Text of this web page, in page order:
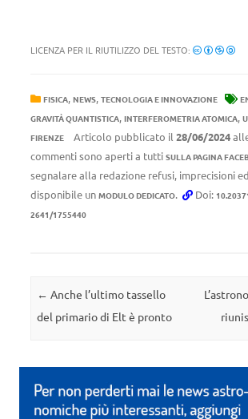
LICENZA PER IL RIUTILIZZO DEL TESTO:
FISICA, NEWS, TECNOLOGIA E INNOVAZIONE
GRAVITÀ QUANTISTICA, INTERFEROMETRIA ATOMICA,
FIRENZE
Articolo pubblicato il 28/06/2024
commenti sono aperti a tutti SULLA PAGINA
segnalare alla redazione refusi, imprecisioni
disponibile un MODULO DEDICATO. Doi:
2641/1755440
Navigazione articolo
← Anche l’ultimo tassello
del primario di Elt è pronto